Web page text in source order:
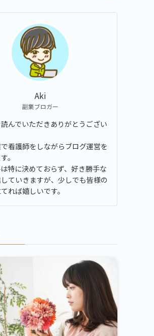
Aki
副業ブロガー
んでいただきありがとうござい
看護師をしながらブログ運営を
。
特に決めておらず、好き勝手な
ていきますが、少しでも皆様の
れば嬉しいです。